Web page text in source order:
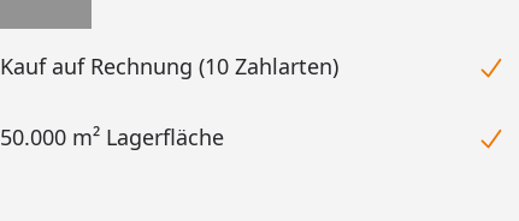
Kauf auf Rechnung (10 Zahlarten)
50.000 m² Lagerfläche